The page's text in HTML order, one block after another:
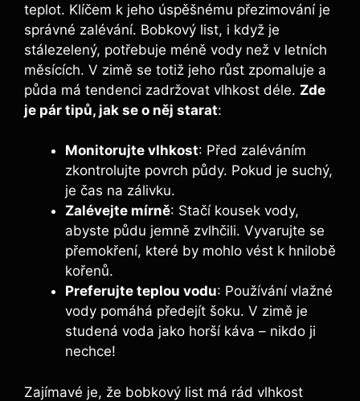
teplot. Klíčem⁢ k jeho úspěšnému přezimování je
správné zalévání. Bobkový list, i když je
stálezelený, potřebuje méně vody než v letních
měsících. V zimě se totiž jeho růst zpomaluje a
⁢půda má ⁤tendenci zadržovat vlhkost déle. Zde
je pár tipů, jak se o něj starat:
Monitorujte⁣ vlhkost: Před zaléváním
zkontrolujte povrch‌ půdy. Pokud je suchý,
je čas ⁣na zálivku.
Zalévejte mírně: Stačí‌ kousek vody,
abyste půdu jemně zvlhčili. Vyvarujte se
přemokření, které by mohlo⁤ vést k hnilobě
kořenů.
Preferujte teplou vodu: Používání ⁢vlažné‍
vody ⁤pomáhá předejít šoku. V zimě je
studená voda​ jako horší káva – nikdo ji
nechce!
Zajímavé je, že bobkový list má rád vlhkost